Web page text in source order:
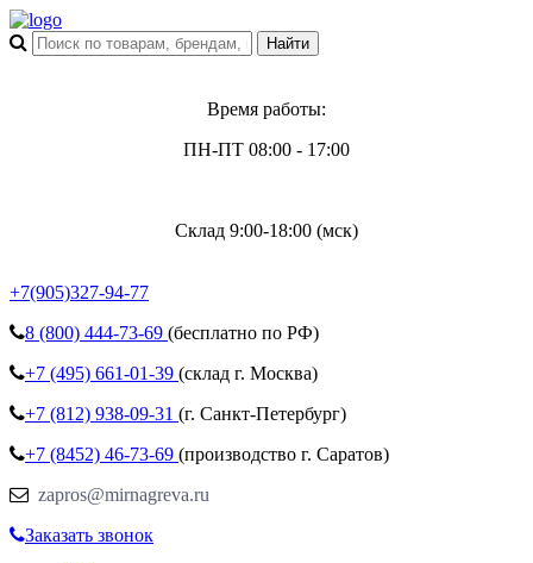
Время работы:
ПН-ПТ 08:00 - 17:00
Склад 9:00-18:00 (мск)
+7(905)327-94-77
8 (800) 444-73-69 (бесплатно по РФ)
+7 (495) 661-01-39 (склад г. Москва)
+7 (812) 938-09-31 (г. Санкт-Петербург)
+7 (8452) 46-73-69 (производство г. Саратов)
zapros@mirnagreva.ru
Заказать звонок